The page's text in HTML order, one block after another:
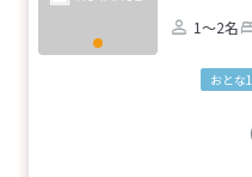
1～2名
おとな